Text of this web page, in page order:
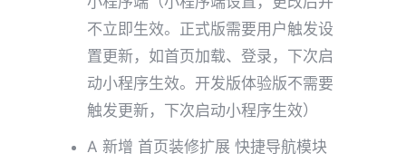
不立即生效。正式版需要用户触发设
置更新，如首页加载、登录，下次启
动小程序生效。开发版体验版不需要
触发更新，下次启动小程序生效）
A 新增 首页装修扩展 快捷导航模块